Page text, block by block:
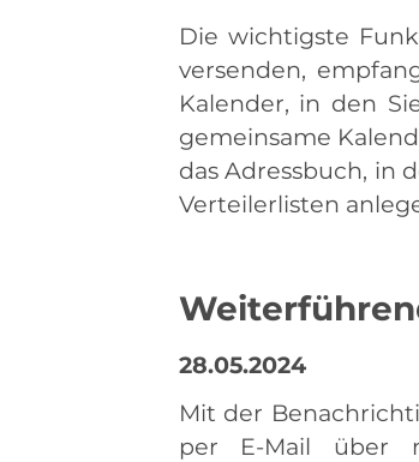
Die wichtigste
versenden,
Kalender, in den
gemeinsame
das Adressbuch, in
Verteilerlisten
28.05.2024
Mit der
per E-Mail über